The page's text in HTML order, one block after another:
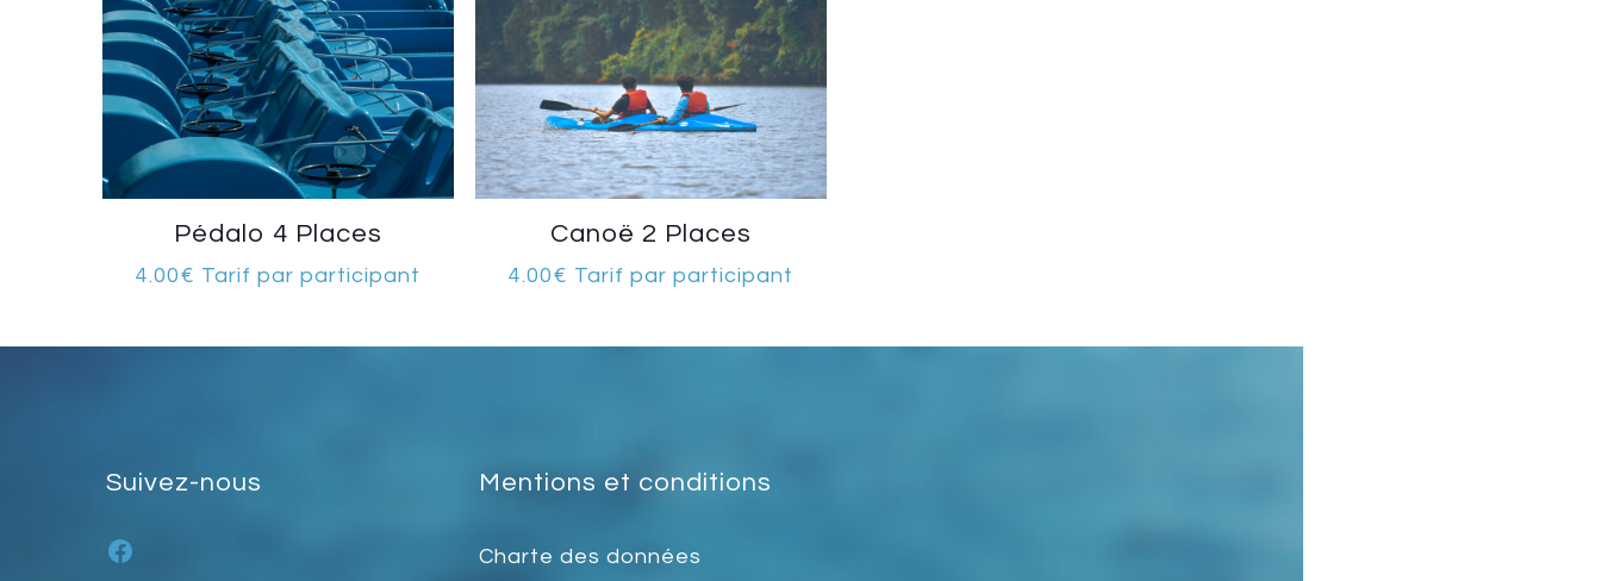
Pédalo 4 Places
4.00€ Tarif par participant
Canoë 2 Places
4.00€ Tarif par participant
Suivez-nous
Facebook
Mentions et conditions
Charte des données